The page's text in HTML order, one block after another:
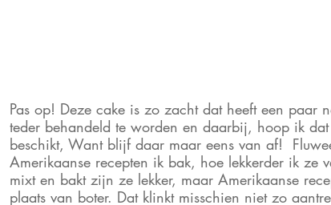
Pas op! Deze cake is zo zacht dat heeft een paar
teder behandeld te worden en daarbij, hoop ik
beschikt, Want blijf daar maar eens van af!
Amerikaanse recepten ik bak, hoe lekkerder ik ze
mixt en bakt zijn ze lekker, maar Amerikaanse
plaats van boter. Dat klinkt misschien niet zo